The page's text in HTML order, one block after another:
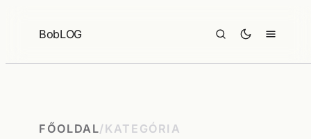
BobLOG
FŐOLDAL/KATEGÓRIA